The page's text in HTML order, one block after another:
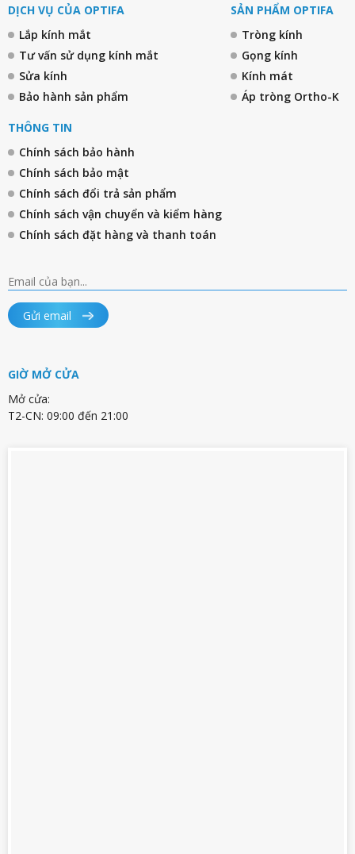
DỊCH VỤ CỦA OPTIFA
Lắp kính mắt
Tư vấn sử dụng kính mắt
Sửa kính
Bảo hành sản phẩm
SẢN PHẨM OPTIFA
Tròng kính
Gọng kính
Kính mát
Áp tròng Ortho-K
THÔNG TIN
Chính sách bảo hành
Chính sách bảo mật
Chính sách đổi trả sản phẩm
Chính sách vận chuyển và kiểm hàng
Chính sách đặt hàng và thanh toán
Gửi email
GIỜ MỞ CỬA
Mở cửa:
T2-CN: 09:00 đến 21:00